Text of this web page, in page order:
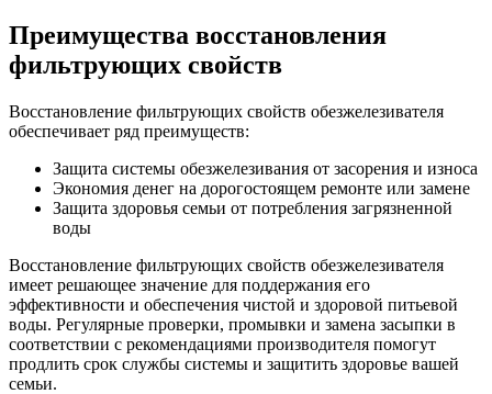
Преимущества восстановления
фильтрующих свойств
Восстановление фильтрующих свойств обезжелезивателя
обеспечивает ряд преимуществ:
Защита системы обезжелезивания от засорения и износа
Экономия денег на дорогостоящем ремонте или замене
Защита здоровья семьи от потребления загрязненной
воды
Восстановление фильтрующих свойств обезжелезивателя
имеет решающее значение для поддержания его
эффективности и обеспечения чистой и здоровой питьевой
воды. Регулярные проверки, промывки и замена засыпки в
соответствии с рекомендациями производителя помогут
продлить срок службы системы и защитить здоровье вашей
семьи.